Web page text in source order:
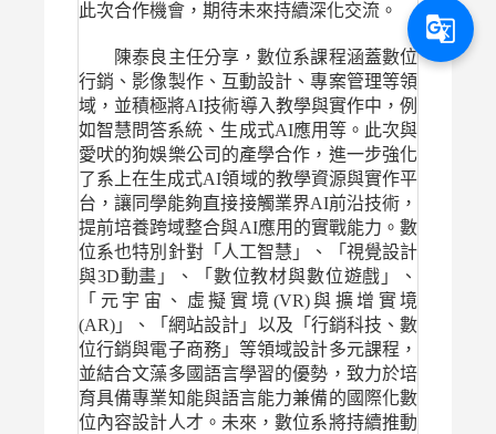
此次合作機會，期待未來持續深化交流。
陳泰良主任分享，數位系課程涵蓋數位
行銷、影像製作、互動設計、專案管理等領
域，並積極將AI技術導入教學與實作中，例
如智慧問答系統、生成式AI應用等。此次與
愛吠的狗娛樂公司的產學合作，進一步強化
了系上在生成式AI領域的教學資源與實作平
台，讓同學能夠直接接觸業界AI前沿技術，
提前培養跨域整合與AI應用的實戰能力。數
位系也特別針對「人工智慧」、「視覺設計
與3D動畫」、「數位教材與數位遊戲」、
「元宇宙、虛擬實境(VR)與擴增實境
(AR)」、「網站設計」以及「行銷科技、數
位行銷與電子商務」等領域設計多元課程，
並結合文藻多國語言學習的優勢，致力於培
育具備專業知能與語言能力兼備的國際化數
位內容設計人才。未來，數位系將持續推動
g_translate